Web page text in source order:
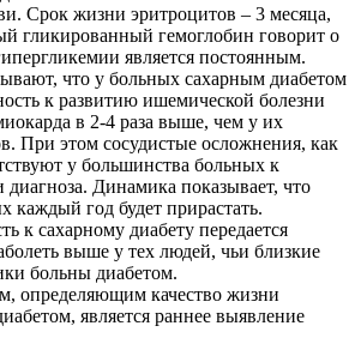
Срок жизни эритроцитов – 3 месяца,
гликированный гемоглобин говорит о
является постоянным.
что у больных сахарным диабетом
к развитию ишемической болезни
в 2-4 раза выше, чем у их
При этом сосудистые осложнения, как
у большинства больных к
Динамика показывает, что
каждый год будет прирастать.
к сахарному диабету передается
выше у тех людей, чьи близкие
больны диабетом.
определяющим качество жизни
является раннее выявление